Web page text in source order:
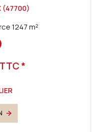
(47700)
Fonds de commerce 1247 m²
*